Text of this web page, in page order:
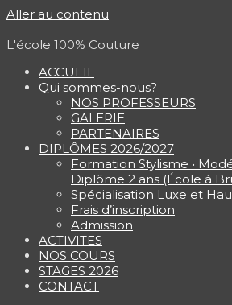
Aller au contenu
L'école 100% Couture
ACCUEIL
Qui sommes-nous?
NOS PROFESSEURS
GALERIE
PARTENAIRES
DIPLÔMES 2026/2027
Formation Stylisme •
Diplôme 2 ans (École à
Spécialisation Luxe et
Frais d’inscription
Admission
ACTIVITES
NOS COURS
STAGES 2026
CONTACT